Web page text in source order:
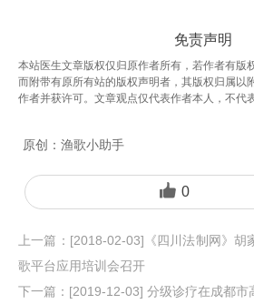
免责声明
本站医生文章版权仅归原作者所有，若作者有版
而附带有原所有站的版权声明者，其版权归属以
作者并获许可。文章观点仅代表作者本人，不代
原创： 渔歌小助手
0
上一篇： [2018-02-03]《四川法制网》胡
歌平台应用培训会召开
下一篇： [2019-12-03] 分级诊疗在成都市